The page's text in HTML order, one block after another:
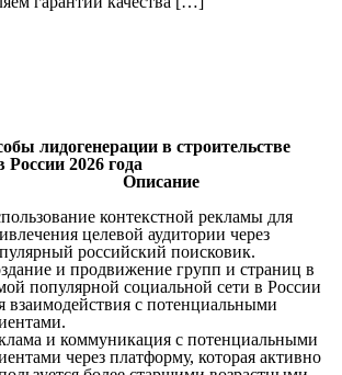
лидогенерации в строительстве
2026 года
Описание
контекстной рекламы для
целевой аудитории через
российский поисковик.
и продвижение групп и страниц в
популярной социальной сети в России
взаимодействия с потенциальными
и коммуникация с потенциальными
через платформу, которая активно